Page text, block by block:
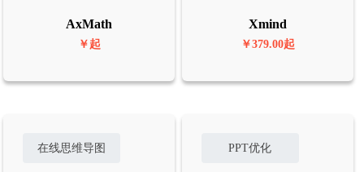
AxMath
￥起
Xmind
￥379.00起
在线思维导图 PPT优化